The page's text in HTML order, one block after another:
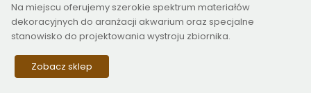
Na miejscu oferujemy szerokie spektrum materiałów
dekoracyjnych do aranżacji akwarium oraz specjalne
stanowisko do projektowania wystroju zbiornika.
Zobacz sklep